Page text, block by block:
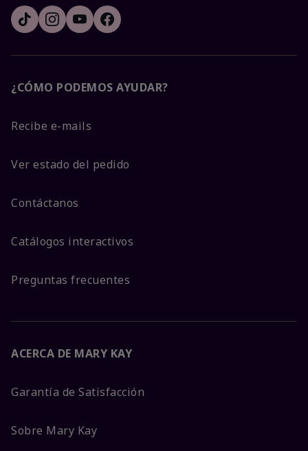
¿CÓMO PODEMOS AYUDAR?
Recibe e-mails
Ver estado del pedido
Contáctanos
Catálogos interactivos
Preguntas frecuentes
ACERCA DE MARY KAY
Garantía de Satisfacción
Sobre Mary Kay